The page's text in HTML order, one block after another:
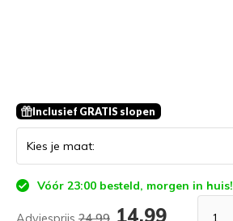
Inclusief GRATIS slopen
Vóór 23:00 besteld, morgen in huis!
14,99